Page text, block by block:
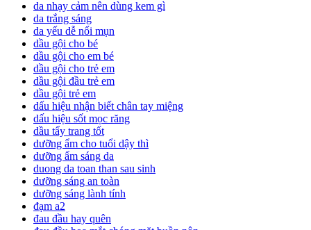
da nhạy cảm nên dùng kem gì
da trắng sáng
da yếu dễ nổi mụn
dầu gội cho bé
dầu gội cho em bé
dầu gội cho trẻ em
dầu gội đầu trẻ em
dầu gội trẻ em
dấu hiệu nhận biết chân tay miệng
dấu hiệu sốt mọc răng
dầu tẩy trang tốt
dưỡng ẩm cho tuổi dậy thì
dưỡng ẩm sáng da
duong da toan than sau sinh
dưỡng sáng an toàn
dưỡng sáng lành tính
đạm a2
đau đầu hay quên